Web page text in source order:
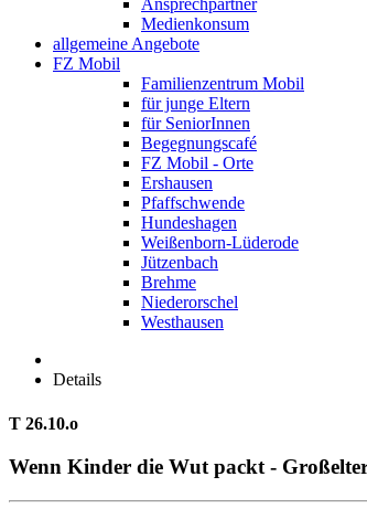
Medienkonsum
allgemeine Angebote
FZ Mobil
Familienzentrum Mobil
für junge Eltern
für SeniorInnen
Begegnungscafé
FZ Mobil - Orte
Ershausen
Pfaffschwende
Hundeshagen
Weißenborn-Lüderode
Jützenbach
Brehme
Niederorschel
Westhausen
Details
T 26.10.o
Wenn Kinder die Wut packt -